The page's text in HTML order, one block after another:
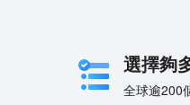
選擇夠
全球逾200